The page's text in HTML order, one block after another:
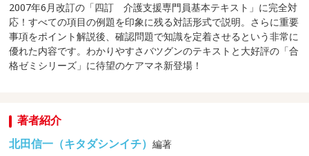
2007年6月改訂の「四訂 介護支援専門員基本テキスト」に完全対
応！すべての項目の例題を印象に残る対話形式で説明。さらに重要
事項をポイント解説後、確認問題で知識を定着させるという非常に
優れた内容です。わかりやすさバツグンのテキストと大好評の「合
格ゼミシリーズ」に待望のケアマネ新登場！
著者紹介
北田信一（キタダシンイチ）編著